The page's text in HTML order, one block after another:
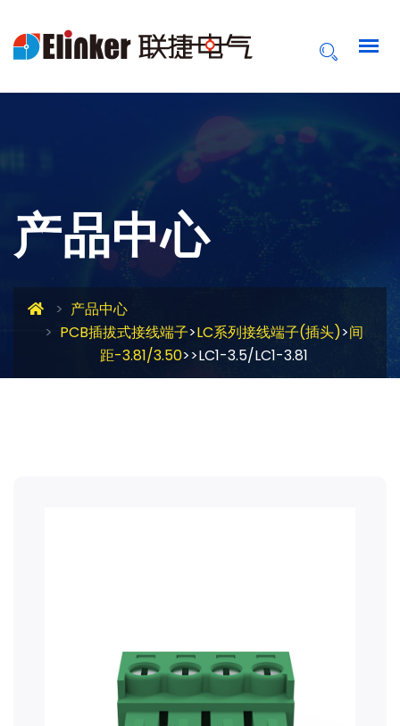
产品中心
产品中心
PCB插拔式接线端子>LC系列接线端子(插头)>间
距-3.81/3.50>>LC1-3.5/LC1-3.81